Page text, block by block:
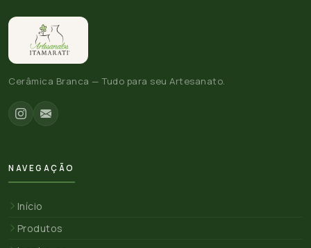
Cerâmica Branca — Tudo para seu Artesanato.
NAVEGAÇÃO
Início
Produtos